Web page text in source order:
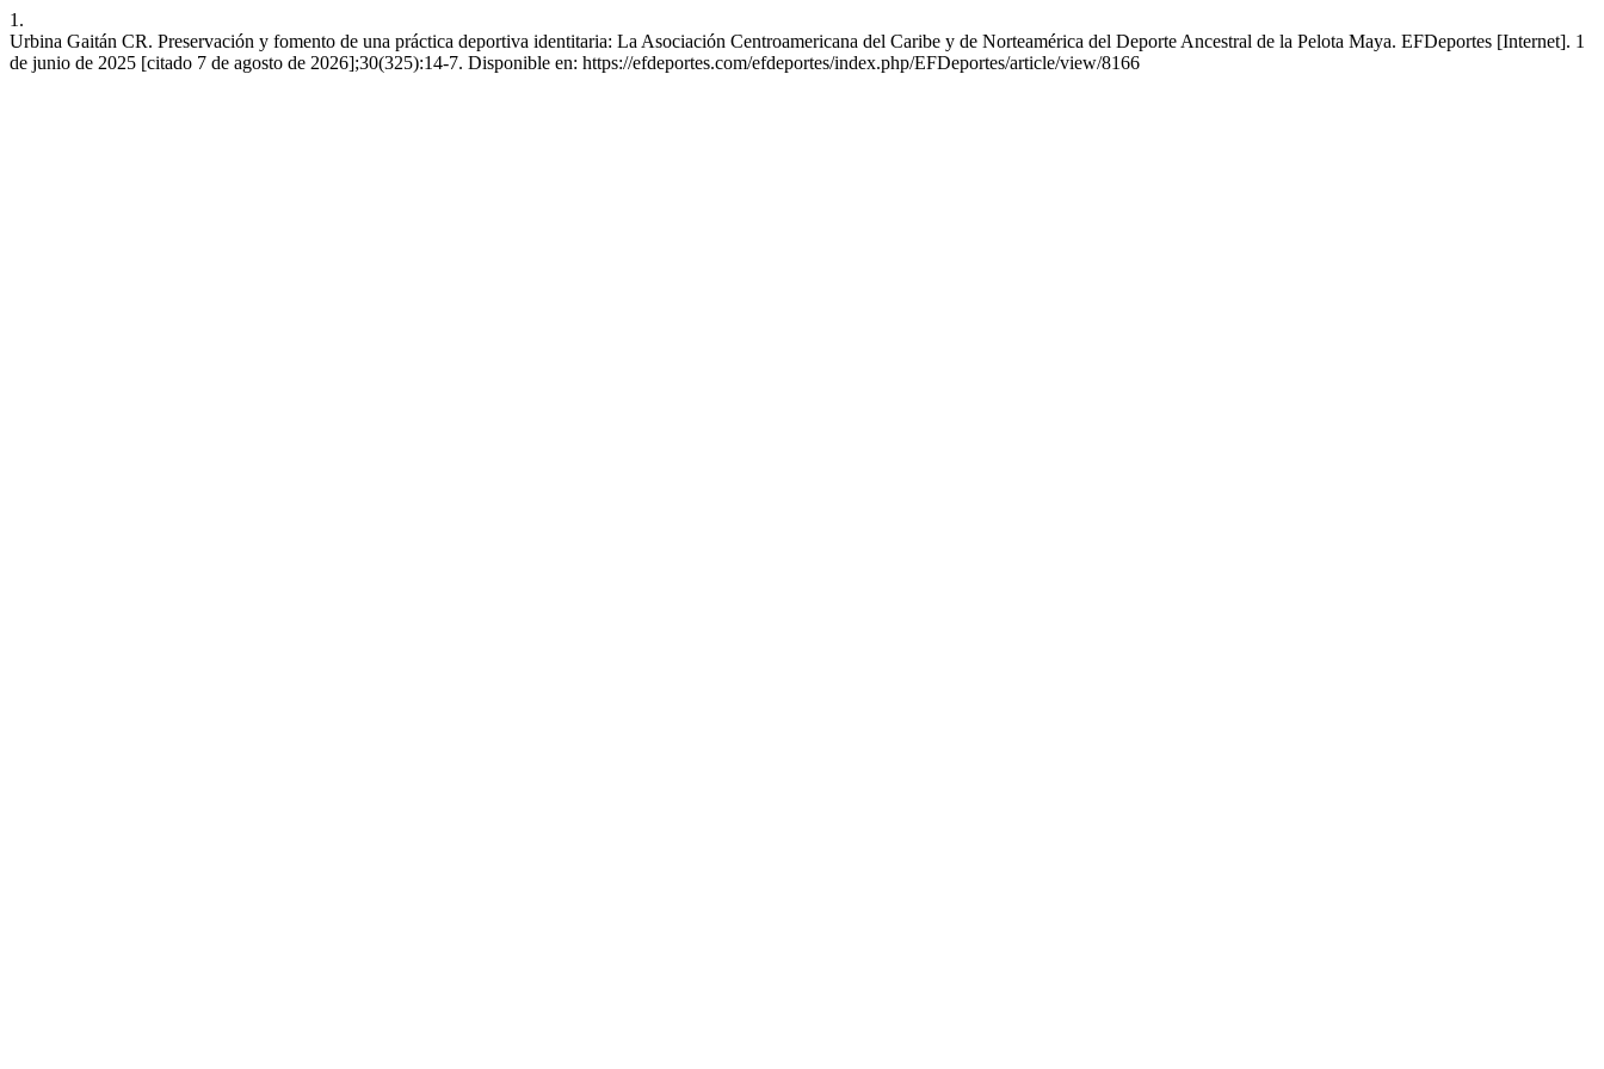
1.
Urbina Gaitán CR. Preservación y fomento de una práctica deportiva identitaria: La Asociación Centroamericana del Caribe y de Norteamérica del Deporte Ancestral de la Pelota Maya. EFDeportes [Internet]. 1
de junio de 2025 [citado 7 de agosto de 2026];30(325):14-7. Disponible en: https://efdeportes.com/efdeportes/index.php/EFDeportes/article/view/8166